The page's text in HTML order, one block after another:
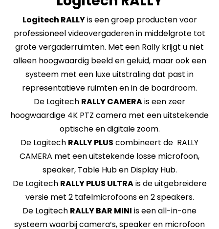
Logitech RALLYis een groep producten voor
professioneel videovergaderen in middelgrote tot
grote vergaderruimten. Met een Rally krijgt u niet
alleen hoogwaardig beeld en geluid, maar ook een
systeem met een luxe uitstraling dat past in
representatieve ruimten en in de boardroom.
De Logitech RALLY CAMERAis een zeer
hoogwaardige 4K PTZ camera met een uitstekende
optische en digitale zoom.
De Logitech RALLY PLUS combineert de RALLY
CAMERA met een uitstekende losse microfoon,
speaker, Table Hub en Display Hub.
De Logitech RALLY PLUS ULTRAis de uitgebreidere
versie met 2 tafelmicrofoons en 2 speakers.
De Logitech RALLY BAR MINI is een all-in-one
systeem waarbij camera’s, speaker en microfoon